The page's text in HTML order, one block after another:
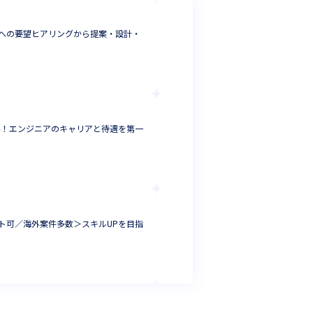
要望ヒアリングから提案・設計・
エンジニアのキャリアと待遇を第一
可／海外案件多数＞スキルUPを目指